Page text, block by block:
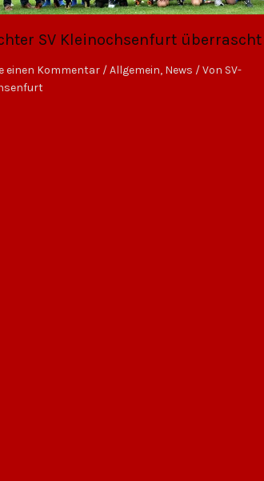
SV Kleinochsenfurt überrascht
einen Kommentar /Allgemein, News / Von SV-